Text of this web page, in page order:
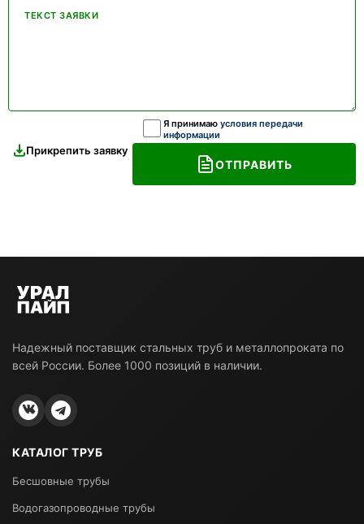
ТЕКСТ ЗАЯВКИ
Прикрепить заявку
Я принимаю условия передачи
информации
ОТПРАВИТЬ
Надежный поставщик стальных труб и металлопроката по
всей России. Более 1000 позиций в наличии.
КАТАЛОГ ТРУБ
Бесшовные трубы
Водогазопроводные трубы